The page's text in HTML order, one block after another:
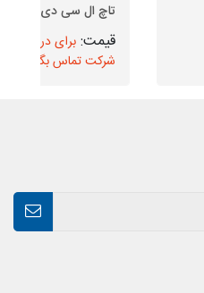
تاچ ال سی دی آیفون X
برای دریافت
شرکت تماس بگیرید